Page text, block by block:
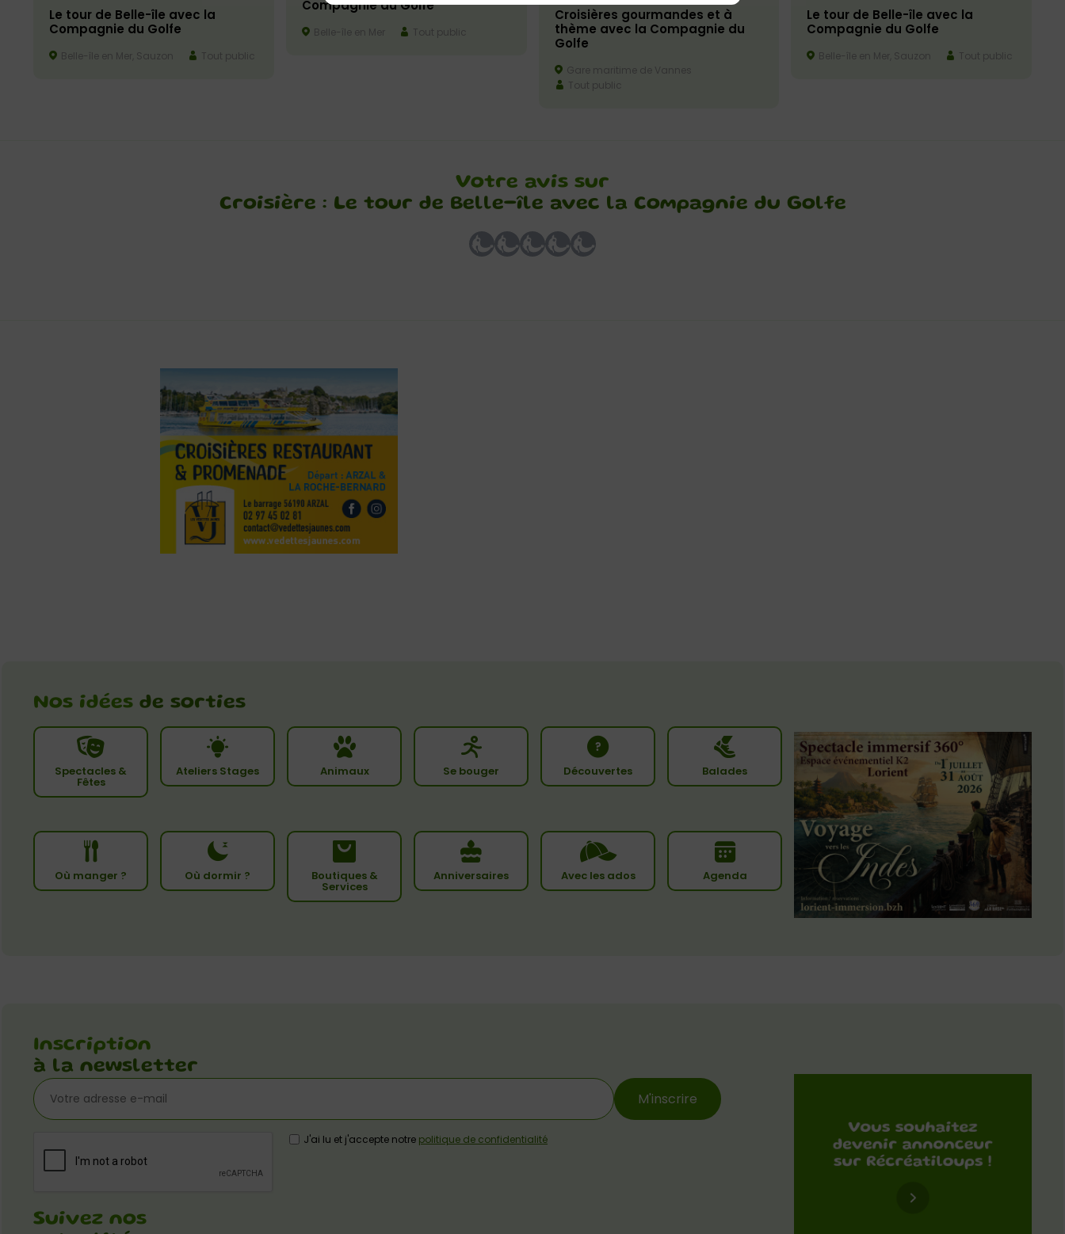
Le tour de Belle-île avec la
Compagnie du Golfe
Belle-île en Mer, Sauzon Tout public
Compagnie du Golfe
Belle-île en Mer Tout public
Croisières gourmandes et à
thème avec la Compagnie du
Golfe
Gare maritime de Vannes
Tout public
Le tour de Belle-île avec la
Compagnie du Golfe
Belle-île en Mer, Sauzon Tout public
Votre avis sur
Croisière : Le tour de Belle-île avec la Compagnie du Golfe
Nos idées de sorties
Spectacles &
Fêtes
Ateliers Stages Animaux Se bouger Découvertes Balades
Où manger ? Où dormir ? Boutiques &
Services
Anniversaires Avec les ados Agenda
Inscription
à la newsletter
M'inscrire
J'ai lu et j'accepte notre politique de confidentialité
Suivez nos